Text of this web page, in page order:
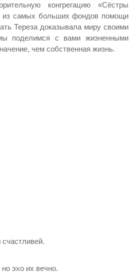
конгрегацию «Сёстры
из самых больших фондов помощи
Тереза доказывала миру своими
поделимся с вами жизненными
чем собственная жизнь.
эхо их вечно.